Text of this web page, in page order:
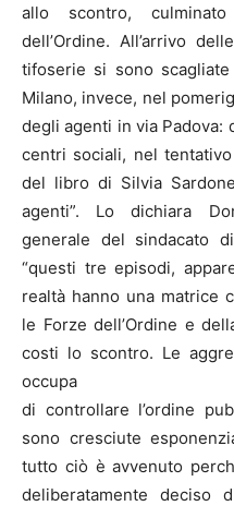
allo scontro,
dell’Ordine. All’arrivo
tifoserie si sono
Milano, invece, nel
degli agenti in via
centri sociali, nel
del libro di Silvia
agenti”. Lo dichiara
generale del sindacato
“questi tre episodi,
realtà hanno una matrice
le Forze dell’Ordine e
costi lo scontro. Le
occupa
di controllare l’ordine
sono cresciute
tutto ciò è avvenuto
deliberatamente deciso